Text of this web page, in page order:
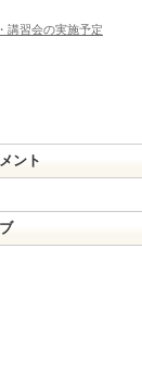
講習会の実施予定
ント